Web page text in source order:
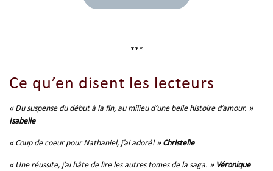
***
Ce qu’en disent les lecteurs
« Du suspense du début à la fin, au milieu d’une belle histoire d’amour. »
Isabelle
« Coup de coeur pour Nathaniel, j’ai adoré! » Christelle
« Une réussite, j’ai hâte de lire les autres tomes de la saga. » Véronique